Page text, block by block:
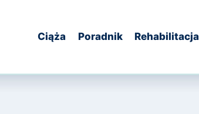
Ciąża Poradnik Rehabilitacja